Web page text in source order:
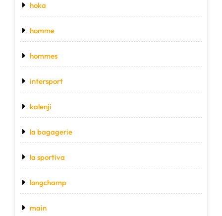
hoka
homme
hommes
intersport
kalenji
la bagagerie
la sportiva
longchamp
main